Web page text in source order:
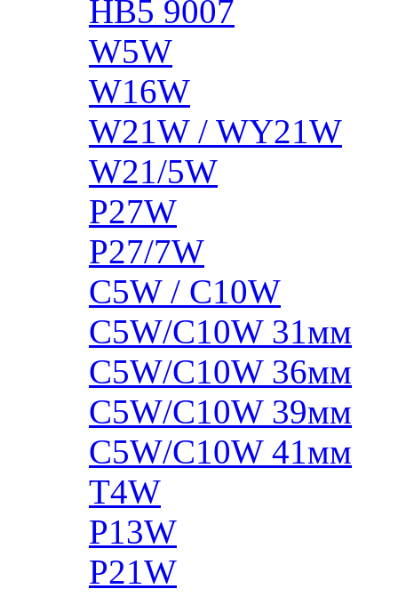
HB5 9007
W5W
W16W
W21W / WY21W
W21/5W
P27W
P27/7W
C5W / C10W
C5W/C10W 31мм
C5W/C10W 36мм
C5W/C10W 39мм
C5W/C10W 41мм
T4W
P13W
P21W